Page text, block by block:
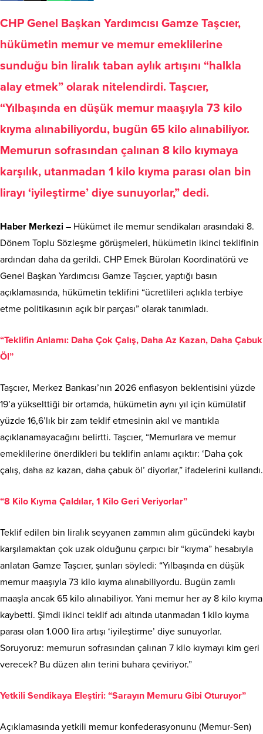
CHP Genel Başkan Yardımcısı Gamze Taşcıer,
hükümetin memur ve memur emeklilerine
sunduğu bin liralık taban aylık artışını “halkla
alay etmek” olarak nitelendirdi. Taşcıer,
“Yılbaşında en düşük memur maaşıyla 73 kilo
kıyma alınabiliyordu, bugün 65 kilo alınabiliyor.
Memurun sofrasından çalınan 8 kilo kıymaya
karşılık, utanmadan 1 kilo kıyma parası olan bin
lirayı ‘iyileştirme’ diye sunuyorlar,” dedi.
Haber Merkezi – Hükümet ile memur sendikaları arasındaki 8.
Dönem Toplu Sözleşme görüşmeleri, hükümetin ikinci teklifinin
ardından daha da gerildi. CHP Emek Büroları Koordinatörü ve
Genel Başkan Yardımcısı Gamze Taşcıer, yaptığı basın
açıklamasında, hükümetin teklifini “ücretlileri açlıkla terbiye
etme politikasının açık bir parçası” olarak tanımladı.
“Teklifin Anlamı: Daha Çok Çalış, Daha Az Kazan, Daha Çabuk
Öl”
Taşcıer, Merkez Bankası’nın 2026 enflasyon beklentisini yüzde
19’a yükselttiği bir ortamda, hükümetin aynı yıl için kümülatif
yüzde 16,6’lık bir zam teklif etmesinin akıl ve mantıkla
açıklanamayacağını belirtti. Taşcıer, “Memurlara ve memur
emeklilerine önerdikleri bu teklifin anlamı açıktır: ‘Daha çok
çalış, daha az kazan, daha çabuk öl’ diyorlar,” ifadelerini kullandı.
“8 Kilo Kıyma Çaldılar, 1 Kilo Geri Veriyorlar”
Teklif edilen bin liralık seyyanen zammın alım gücündeki kaybı
karşılamaktan çok uzak olduğunu çarpıcı bir “kıyma” hesabıyla
anlatan Gamze Taşcıer, şunları söyledi: “Yılbaşında en düşük
memur maaşıyla 73 kilo kıyma alınabiliyordu. Bugün zamlı
maaşla ancak 65 kilo alınabiliyor. Yani memur her ay 8 kilo kıyma
kaybetti. Şimdi ikinci teklif adı altında utanmadan 1 kilo kıyma
parası olan 1.000 lira artışı ‘iyileştirme’ diye sunuyorlar.
Soruyoruz: memurun sofrasından çalınan 7 kilo kıymayı kim geri
verecek? Bu düzen alın terini buhara çeviriyor.”
Yetkili Sendikaya Eleştiri: “Sarayın Memuru Gibi Oturuyor”
Açıklamasında yetkili memur konfederasyonunu (Memur-Sen)